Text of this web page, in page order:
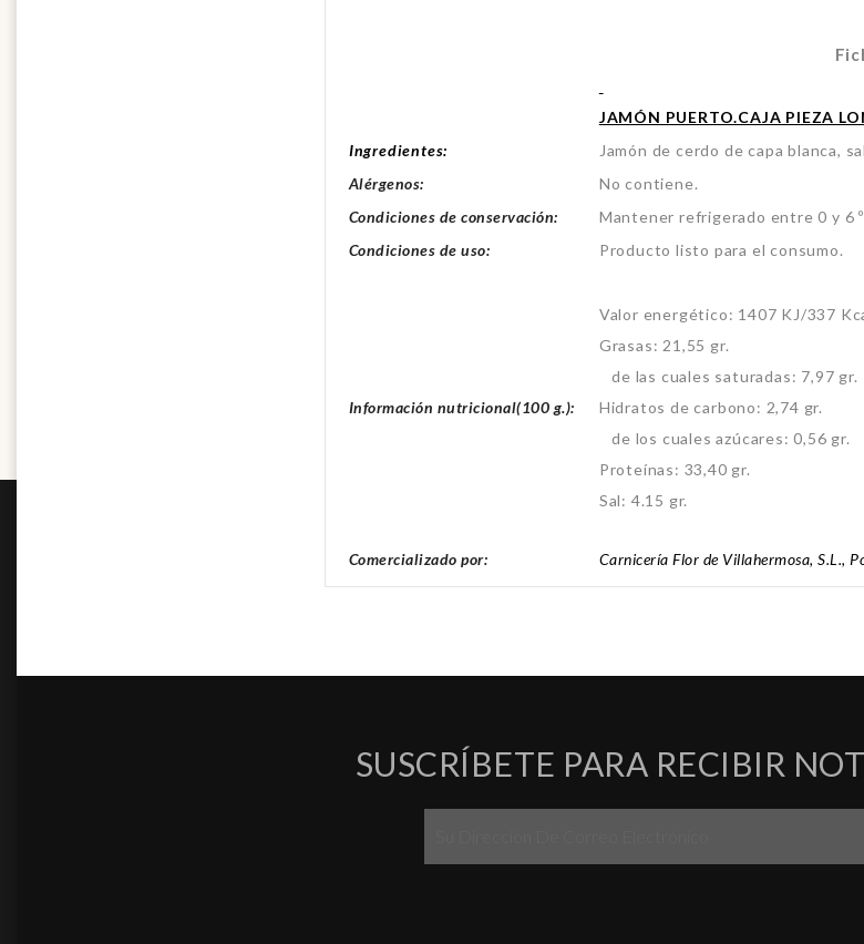
JAMÓN PUERTO.CAJA PIEZA
Ingredientes:
Jamón de cerdo de capa blanca,
Alérgenos:
No contiene.
Condiciones de conservación:
Mantener refrigerado entre 0 y 6
Condiciones de uso:
Producto listo para el consumo.
Información nutricional(100 g.):
Valor energético: 1407 KJ/337
Grasas: 21,55 gr.
de las cuales saturadas: 7,97 gr.
Hidratos de carbono: 2,74 gr.
de los cuales azúcares: 0,56 gr.
Proteínas: 33,40 gr.
Sal: 4.15 gr.
Comercializado por: Carnicería Flor de Villahermosa, S.L.,
SUSCRÍBETE PARA RECIBIR